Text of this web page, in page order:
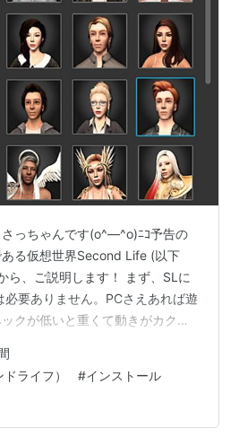
っちゃんです(o^―^o)ﾆｺ予告の
る仮想世界Second Life (以下
ら、ご説明します！ まず、SLに
必要ありません。PCさえあれば遊
クが低いと重くて動きがカクカ
をします。
「参加無料」ボタンか
ック②ユーザー名、パスワー
秘密の質問を選び答えを入力。
ライフ） #インストール